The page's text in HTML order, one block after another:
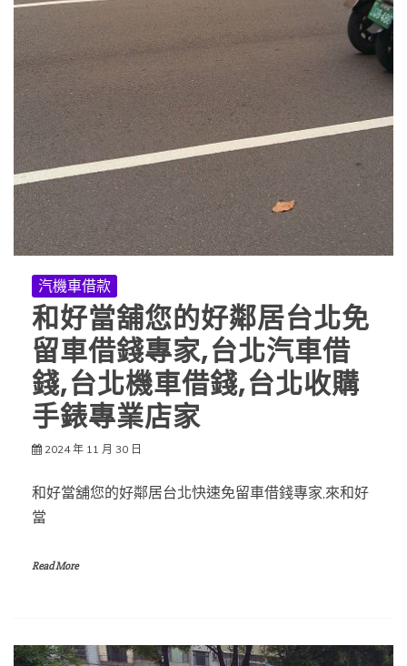
汽機車借款
和好當舖您的好鄰居台北免
留車借錢專家,台北汽車借
錢,台北機車借錢,台北收購
手錶專業店家
2024 年 11 月 30 日
和好當舖您的好鄰居台北快速免留車借錢專家,來和好
當
Read More